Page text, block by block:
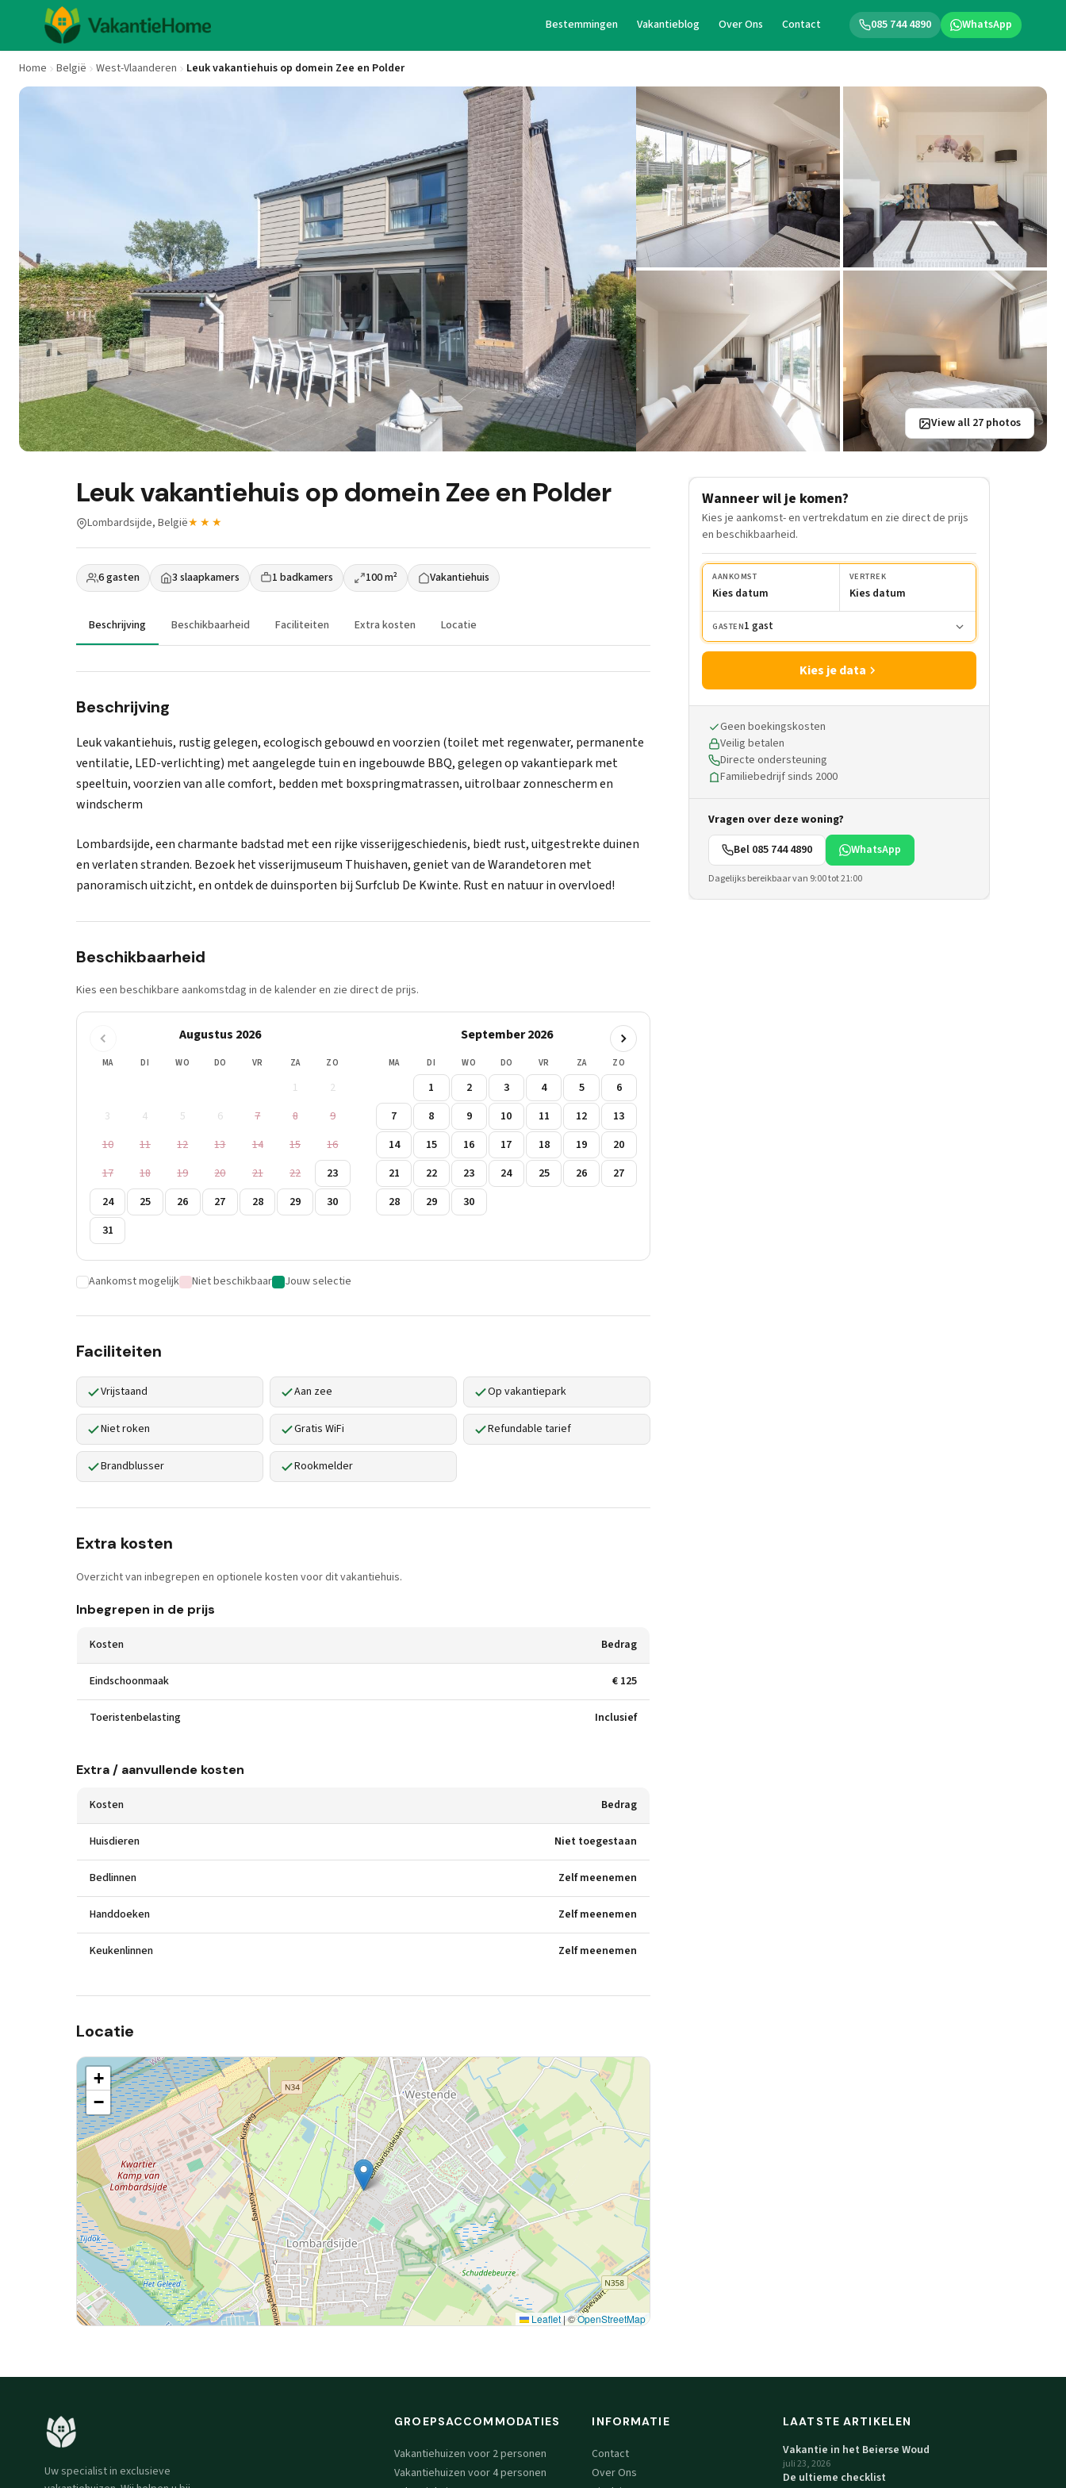
085 744 4890 WhatsApp
Bestemmingen Vakantieblog Over Ons Contact
Home België West-Vlaanderen Leuk vakantiehuis op domein Zee en Polder
View all 27 photos
Leuk vakantiehuis op domein Zee en Polder
Lombardsijde, België★★★
6 gasten 3 slaapkamers 1 badkamers 100 m² Vakantiehuis
Beschrijving Beschikbaarheid Faciliteiten Extra kosten Locatie
Beschrijving
Leuk vakantiehuis, rustig gelegen, ecologisch gebouwd en voorzien (toilet met regenwater, permanente
ventilatie, LED-verlichting) met aangelegde tuin en ingebouwde BBQ, gelegen op vakantiepark met
speeltuin, voorzien van alle comfort, bedden met boxspringmatrassen, uitrolbaar zonnescherm en
windscherm
Lombardsijde, een charmante badstad met een rijke visserijgeschiedenis, biedt rust, uitgestrekte duinen
en verlaten stranden. Bezoek het visserijmuseum Thuishaven, geniet van de Warandetoren met
panoramisch uitzicht, en ontdek de duinsporten bij Surfclub De Kwinte. Rust en natuur in overvloed!
Beschikbaarheid
Kies een beschikbare aankomstdag in de kalender en zie direct de prijs.
Augustus 2026
MA DI WO DO VR ZA ZO
1
2
3
4 5 6 7 8
9
10
11 12 13 14 15
16
17
18 19 20 21 22
23
24
25 26 27 28 29
30
31
September 2026
MA DI WO DO VR ZA ZO
1 2 3 4 5
6
7
8 9 10 11 12
13
14
15 16 17 18 19
20
21
22 23 24 25 26
27
28
29 30
Aankomst mogelijk Niet beschikbaar Jouw selectie
Faciliteiten
Vrijstaand Aan zee Op vakantiepark
Niet roken Gratis WiFi Refundable tarief
Brandblusser Rookmelder
Extra kosten
Overzicht van inbegrepen en optionele kosten voor dit vakantiehuis.
Inbegrepen in de prijs
Kosten Bedrag
Eindschoonmaak € 125
Toeristenbelasting Inclusief
Extra / aanvullende kosten
Kosten Bedrag
Huisdieren Niet toegestaan
Bedlinnen Zelf meenemen
Handdoeken Zelf meenemen
Keukenlinnen Zelf meenemen
Locatie
+
−
Leaflet |©OpenStreetMap
Wanneer wil je komen?
Kies je aankomst- en vertrekdatum en zie direct de prijs
en beschikbaarheid.
AANKOMST
Kies datum
VERTREK
Kies datum
GASTEN1 gast
Kies je data
Geen boekingskosten
Veilig betalen
Directe ondersteuning
Familiebedrijf sinds 2000
Vragen over deze woning?
Bel 085 744 4890
WhatsApp
Dagelijks bereikbaar van 9:00 tot 21:00
Uw specialist in exclusieve
GROEPSACCOMMODATIES
Vakantiehuizen voor 2 personen
Vakantiehuizen voor 4 personen
INFORMATIE
Contact
Over Ons
LAATSTE ARTIKELEN
Vakantie in het Beierse Woud
juli 23, 2026
De ultieme checklist